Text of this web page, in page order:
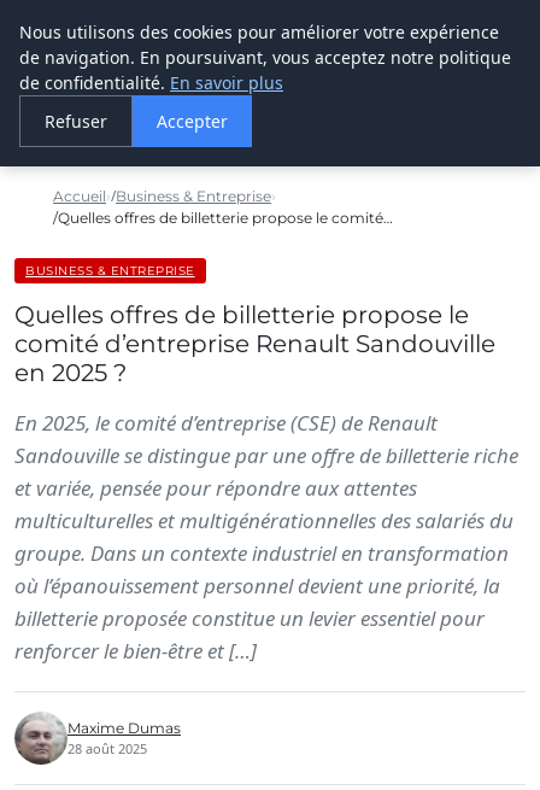
LE WEBMARKETING
Accueil Business & Entreprise
Quelles offres de billetterie propose le comité…
BUSINESS & ENTREPRISE
Quelles offres de billetterie propose le
comité d’entreprise Renault Sandouville
en 2025 ?
En 2025, le comité d’entreprise (CSE) de Renault
Sandouville se distingue par une offre de billetterie riche
et variée, pensée pour répondre aux attentes
multiculturelles et multigénérationnelles des salariés du
groupe. Dans un contexte industriel en transformation
où l’épanouissement personnel devient une priorité, la
billetterie proposée constitue un levier essentiel pour
renforcer le bien-être et […]
Maxime Dumas
28 août 2025
Nous utilisons des cookies pour améliorer votre expérience
de navigation. En poursuivant, vous acceptez notre politique
de confidentialité. En savoir plus
Refuser
Accepter